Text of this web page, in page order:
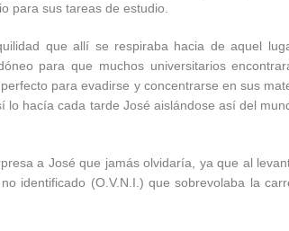
para sus tareas de estudio.
que allí se respiraba hacia de aquel
para que muchos universitarios
para evadirse y concentrarse en sus
lo hacía cada tarde José aislándose así del
a José que jamás olvidaría, ya que al
identificado (O.V.N.I.) que sobrevolaba la